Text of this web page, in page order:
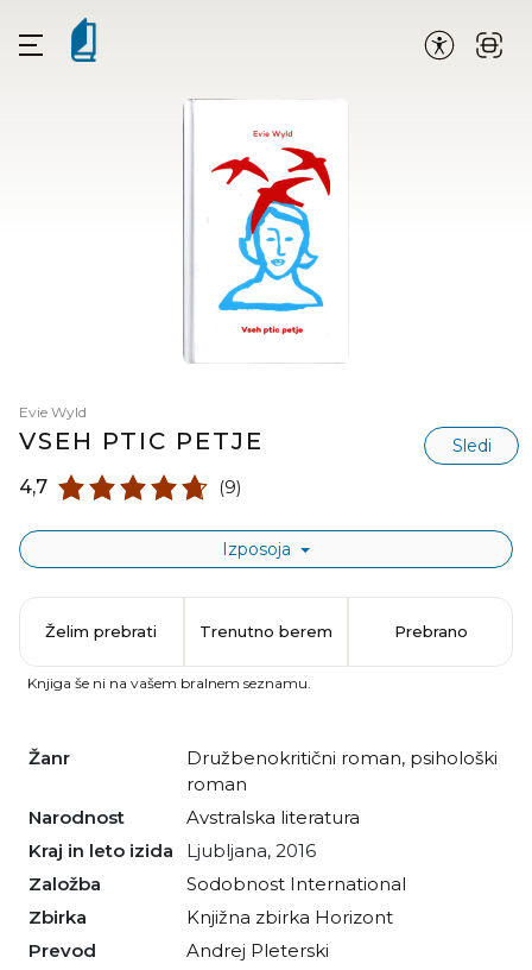
Evie Wyld
VSEH PTIC PETJE Sledi
4,7 (9)
Izposoja
Žanr družbenokritični roman, psihološki
roman
Narodnost
avstralska literatura
Kraj in leto izida
Ljubljana, 2016
Založba
Sodobnost International
Zbirka
Knjižna zbirka Horizont
Prevod
Andrej Pleterski
Želim prebrati Trenutno berem Prebrano
Knjiga še ni na vašem bralnem seznamu.